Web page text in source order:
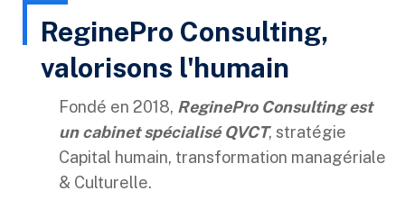
ReginePro Consulting,
valorisons l'humain
Fondé en 2018, ReginePro Consulting est
un cabinet spécialisé QVCT, stratégie
Capital humain, transformation managériale
& Culturelle.